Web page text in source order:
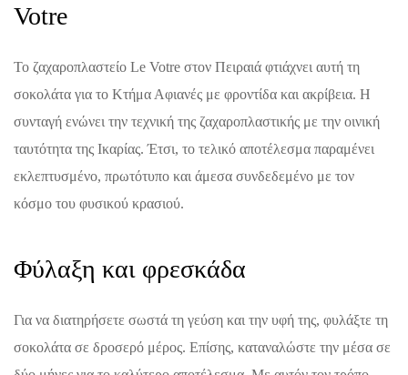
Votre
Το ζαχαροπλαστείο Le Votre στον Πειραιά φτιάχνει αυτή τη
σοκολάτα για το Κτήμα Αφιανές με φροντίδα και ακρίβεια. Η
συνταγή ενώνει την τεχνική της ζαχαροπλαστικής με την οινική
ταυτότητα της Ικαρίας. Έτσι, το τελικό αποτέλεσμα παραμένει
εκλεπτυσμένο, πρωτότυπο και άμεσα συνδεδεμένο με τον
κόσμο του φυσικού κρασιού.
Φύλαξη και φρεσκάδα
Για να διατηρήσετε σωστά τη γεύση και την υφή της, φυλάξτε τη
σοκολάτα σε δροσερό μέρος. Επίσης, καταναλώστε την μέσα σε